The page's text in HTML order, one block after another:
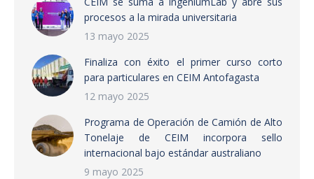
procesos a la mirada universitaria
13 mayo 2025
Finaliza con éxito el primer curso corto
para particulares en CEIM Antofagasta
12 mayo 2025
Programa de Operación de Camión de Alto
Tonelaje de CEIM incorpora sello
internacional bajo estándar australiano
9 mayo 2025